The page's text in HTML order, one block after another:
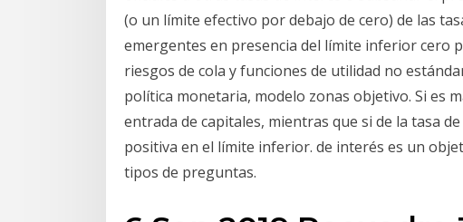
(o un límite efectivo por debajo de cero) de las
emergentes en presencia del límite inferior cero
riesgos de cola y funciones de utilidad no
política monetaria, modelo zonas objetivo. Si es
entrada de capitales, mientras que si de la tasa
positiva en el límite inferior. de interés es un
tipos de preguntas.